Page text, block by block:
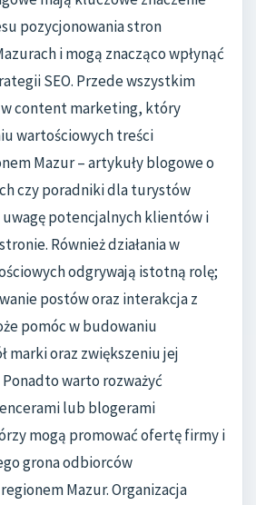
pozycjonowania stron
i mogą znacząco wpłynąć
SEO. Przede wszystkim
content marketing, który
wartościowych treści
Mazur – artykuły blogowe o
czy poradniki dla turystów
potencjalnych klientów i
Również działania w
odgrywają istotną rolę;
postów oraz interakcja z
pomóc w budowaniu
marki oraz zwiększeniu jej
warto rozważyć
lub blogerami
mogą promować ofertę firmy i
grona odbiorców
Mazur. Organizacja